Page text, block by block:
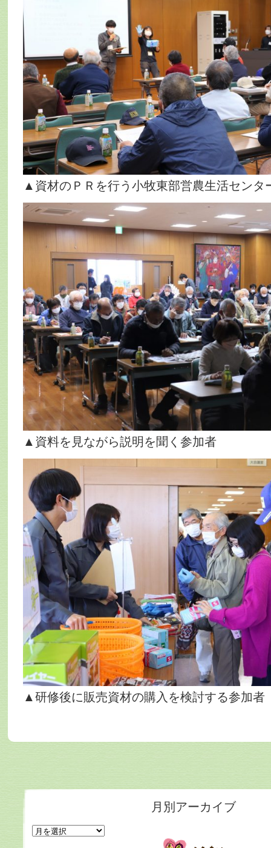
▲資材のＰＲを行う小牧東部営農生活センタ
▲資料を見ながら説明を聞く参加者
▲研修後に販売資材の購入を検討する参加者
月別アーカイブ